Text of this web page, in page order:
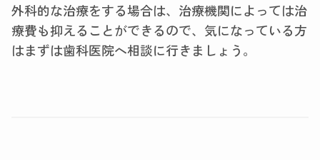
外科的な治療をする場合は、治療機関によっては治
療費も抑えることができるので、気になっている方
はまずは歯科医院へ相談に行きましょう。